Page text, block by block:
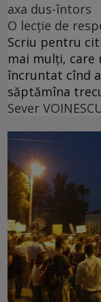
axa dus-întors
O lecție de
Scriu pentru
mai mulți, care
încruntat cînd
săptămîna
Sever